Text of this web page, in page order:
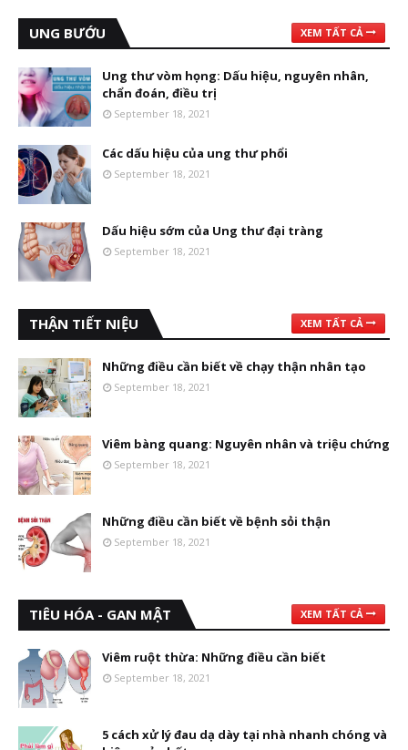
UNG BƯỚU XEM TẤT CẢ
Ung thư vòm họng: Dấu hiệu, nguyên nhân,
chẩn đoán, điều trị
September 18, 2021
Các dấu hiệu của ung thư phổi
September 18, 2021
Dấu hiệu sớm của Ung thư đại tràng
September 18, 2021
THẬN TIẾT NIỆU XEM TẤT CẢ
Những điều cần biết về chạy thận nhân tạo
September 18, 2021
Viêm bàng quang: Nguyên nhân và triệu chứng
September 18, 2021
Những điều cần biết về bệnh sỏi thận
September 18, 2021
TIÊU HÓA - GAN MẬT XEM TẤT CẢ
Viêm ruột thừa: Những điều cần biết
September 18, 2021
5 cách xử lý đau dạ dày tại nhà nhanh chóng và